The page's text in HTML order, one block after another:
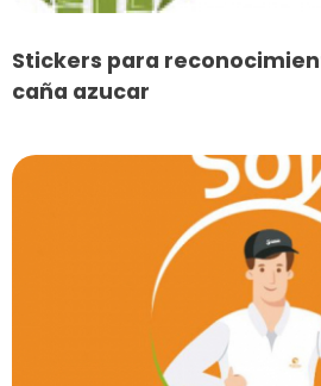
Stickers para
caña azucar